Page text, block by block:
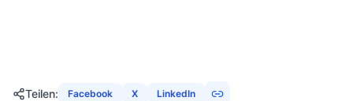
Teilen: Facebook X LinkedIn